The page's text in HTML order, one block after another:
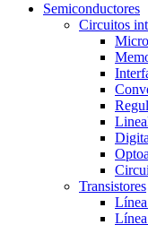
Semiconductores
Circuitos
Transistores